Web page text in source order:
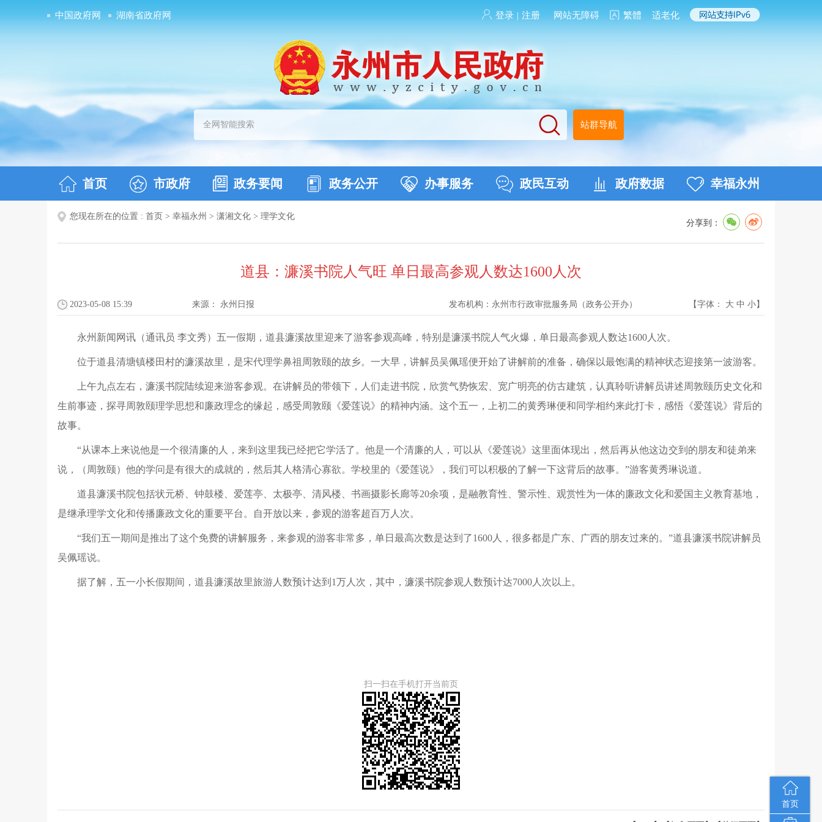
中国政府网 湖南省政府网 登录 | 注册 网站无障碍 繁體 适老化
站群导航
首页 市政府 政务要闻 政务公开 办事服务 政民互动 政府数据 幸福永州
首页
您现在所在的位置 : 首页 > 幸福永州 > 潇湘文化 > 理学文化
分享到：
道县：濂溪书院人气旺 单日最高参观人数达1600人次
2023-05-08 15:39 来源： 永州日报 发布机构： 永州市行政审批服务局（政务公开办） 【字体： 大 中 小】
永州新闻网讯（通讯员 李文秀）五一假期，道县濂溪故里迎来了游客参观高峰，特别是濂溪书院人气火爆，单日最高参观人数达1600人次。
位于道县清塘镇楼田村的濂溪故里，是宋代理学鼻祖周敦颐的故乡。一大早，讲解员吴佩瑶便开始了讲解前的准备，确保以最饱满的精神状态迎接第一波游客。
上午九点左右，濂溪书院陆续迎来游客参观。在讲解员的带领下，人们走进书院，欣赏气势恢宏、宽广明亮的仿古建筑，认真聆听讲解员讲述周敦颐历史文化和
生前事迹，探寻周敦颐理学思想和廉政理念的缘起，感受周敦颐《爱莲说》的精神内涵。这个五一，上初二的黄秀琳便和同学相约来此打卡，感悟《爱莲说》背后的
故事。
“从课本上来说他是一个很清廉的人，来到这里我已经把它学活了。他是一个清廉的人，可以从《爱莲说》这里面体现出，然后再从他这边交到的朋友和徒弟来
说，（周敦颐）他的学问是有很大的成就的，然后其人格清心寡欲。学校里的《爱莲说》，我们可以积极的了解一下这背后的故事。”游客黄秀琳说道。
道县濂溪书院包括状元桥、钟鼓楼、爱莲亭、太极亭、清风楼、书画摄影长廊等20余项，是融教育性、警示性、观赏性为一体的廉政文化和爱国主义教育基地，
是继承理学文化和传播廉政文化的重要平台。自开放以来，参观的游客超百万人次。
“我们五一期间是推出了这个免费的讲解服务，来参观的游客非常多，单日最高次数是达到了1600人，很多都是广东、广西的朋友过来的。”道县濂溪书院讲解员
吴佩瑶说。
据了解，五一小长假期间，道县濂溪故里旅游人数预计达到1万人次，其中，濂溪书院参观人数预计达7000人次以上。
扫一扫在手机打开当前页